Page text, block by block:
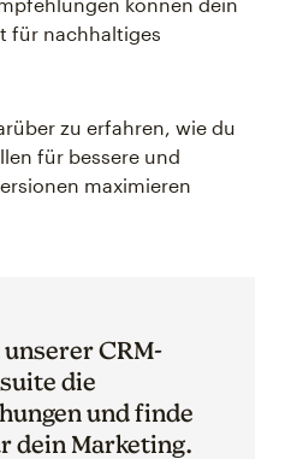
für nachhaltiges
zu erfahren, wie du
für bessere und
maximieren
CRM-
die
und finde
dein Marketing.